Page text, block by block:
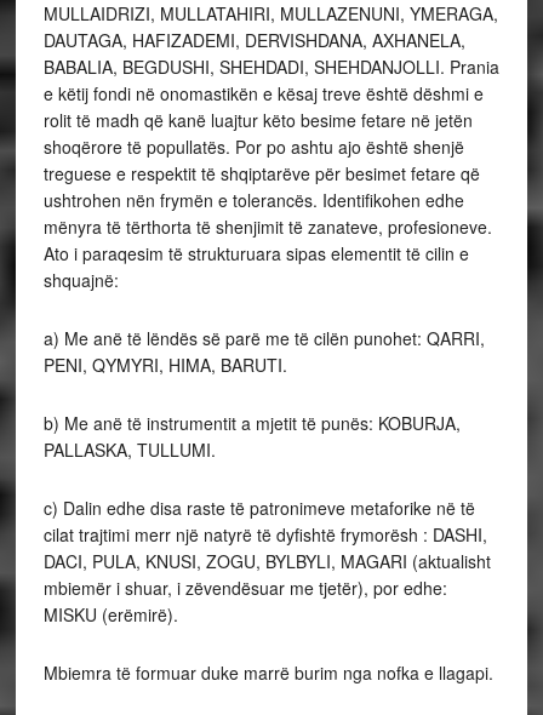
MULLAIDRIZI, MULLATAHIRI, MULLAZENUNI, YMERAGA,
DAUTAGA, HAFIZADEMI, DERVISHDANA, AXHANELA,
BABALIA, BEGDUSHI, SHEHDADI, SHEHDANJOLLI. Prania
e këtij fondi në onomastikën e kësaj treve është dëshmi e
rolit të madh që kanë luajtur këto besime fetare në jetën
shoqërore të popullatës. Por po ashtu ajo është shenjë
treguese e respektit të shqiptarëve për besimet fetare që
ushtrohen nën frymën e tolerancës. Identifikohen edhe
mënyra të tërthorta të shenjimit të zanateve, profesioneve.
Ato i paraqesim të strukturuara sipas elementit të cilin e
shquajnë:
a) Me anë të lëndës së parë me të cilën punohet: QARRI,
PENI, QYMYRI, HIMA, BARUTI.
b) Me anë të instrumentit a mjetit të punës: KOBURJA,
PALLASKA, TULLUMI.
c) Dalin edhe disa raste të patronimeve metaforike në të
cilat trajtimi merr një natyrë të dyfishtë frymorësh : DASHI,
DACI, PULA, KNUSI, ZOGU, BYLBYLI, MAGARI (aktualisht
mbiemër i shuar, i zëvendësuar me tjetër), por edhe:
MISKU (erëmirë).
Mbiemra të formuar duke marrë burim nga nofka e llagapi.